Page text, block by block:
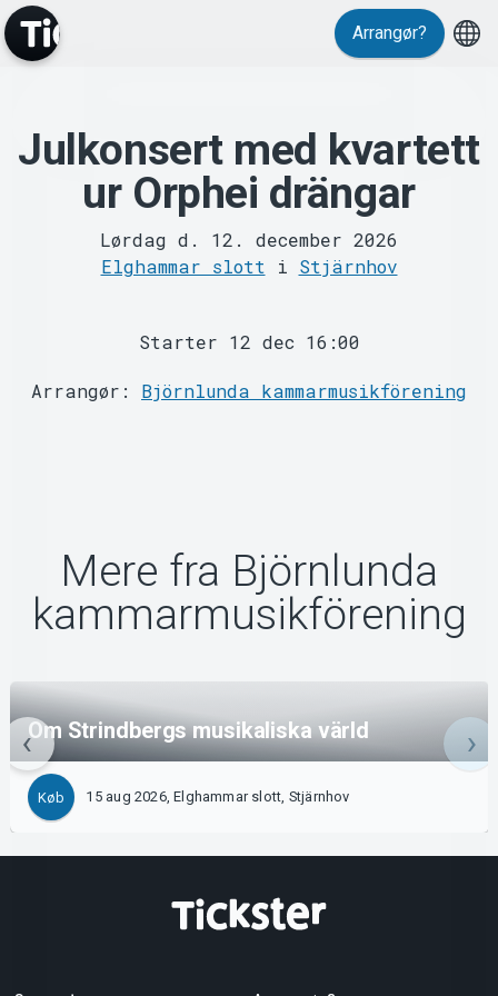
MyTickster
Support
Arrangør?
Julkonsert med kvartett
ur Orphei drängar
Lørdag d. 12. december 2026
Elghammar slott i Stjärnhov
Starter 12 dec 16:00
Arrangør: Björnlunda kammarmusikförening
Mere fra Björnlunda
kammarmusikförening
Om Strindbergs musikaliska värld
Køb 15 aug 2026, Elghammar slott, Stjärnhov